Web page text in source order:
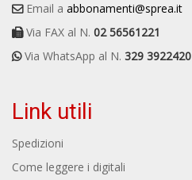
Email a abbonamenti@sprea.it
Via FAX al N. 02 56561221
Via WhatsApp al N. 329 3922420
Link utili
Spedizioni
Come leggere i digitali